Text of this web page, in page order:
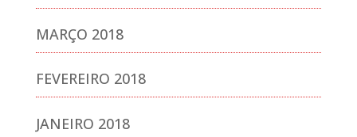
MARÇO 2018
FEVEREIRO 2018
JANEIRO 2018